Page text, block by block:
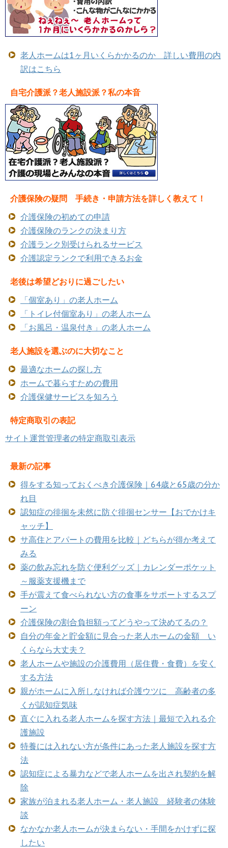
老人ホームは1ヶ月いくらかかるのか 詳しい費用の内
訳はこちら
自宅介護派？老人施設派？私の本音
介護保険の疑問 手続き・申請方法を詳しく教えて！
介護保険の初めての申請
介護保険のランクの決まり方
介護ランク別受けられるサービス
介護認定ランクで利用できるお金
老後は希望どおりに過ごしたい
「個室あり」の老人ホーム
「トイレ付個室あり」の老人ホーム
「お風呂・温泉付き」の老人ホーム
老人施設を選ぶのに大切なこと
最適なホームの探し方
ホームで暮らすための費用
介護保健サービスを知ろう
特定商取引の表記
サイト運営管理者の特定商取引表示
最新の記事
得をする知っておくべき介護保険｜64歳と65歳の分か
れ目
認知症の徘徊を未然に防ぐ徘徊センサー【おでかけキ
ャッチ】
サ高住とアパートの費用を比較｜どちらが得か考えて
みる
薬の飲み忘れを防ぐ便利グッズ｜カレンダーポケット
～服薬支援機まで
手が震えて食べられない方の食事をサポートするスプ
ーン
介護保険の割合負担額ってどうやって決めてるの？
自分の年金と貯金額に見合った老人ホームの金額 い
くらなら大丈夫？
老人ホームや施設の介護費用（居住費・食費）を安く
する方法
親がホームに入所しなければ介護ウツに 高齢者の多
くが認知症気味
直ぐに入れる老人ホームを探す方法｜最短で入れる介
護施設
特養には入れない方が条件にあった老人施設を探す方
法
認知症による暴力などで老人ホームを出され契約を解
除
家族が泊まれる老人ホーム・老人施設 経験者の体験
談
なかなか老人ホームが決まらない・手間をかけずに探
したい